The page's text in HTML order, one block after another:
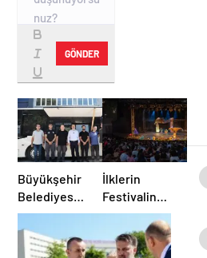
GÖNDER
Büyükşehir
Belediyesi’nden
Afetlere
Hazır İki
Yeni Mobil
İlklerin
Festivalinde
Çocuklar
Neşelii